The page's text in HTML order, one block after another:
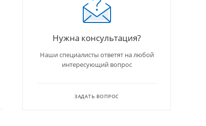
Нужна консультация?
Наши специалисты ответят на любой
интересующий вопрос
ЗАДАТЬ ВОПРОС